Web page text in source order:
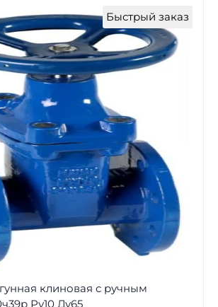
Быстрый заказ
клиновая с ручным
Ру10 Ду65